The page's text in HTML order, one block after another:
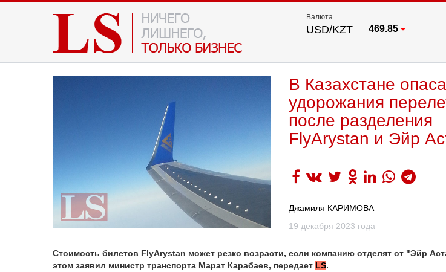
Валюта
USD/KZT 469.85
В Казахстане
удорожания
после разделения
FlyArystan и Эйр
Джамиля КАРИМОВА
19 декабря 2023 года
Стоимость билетов FlyArystan может резко возрасти, если компанию отделят от "Эйр
этом заявил министр транспорта Марат Карабаев, передает LS.